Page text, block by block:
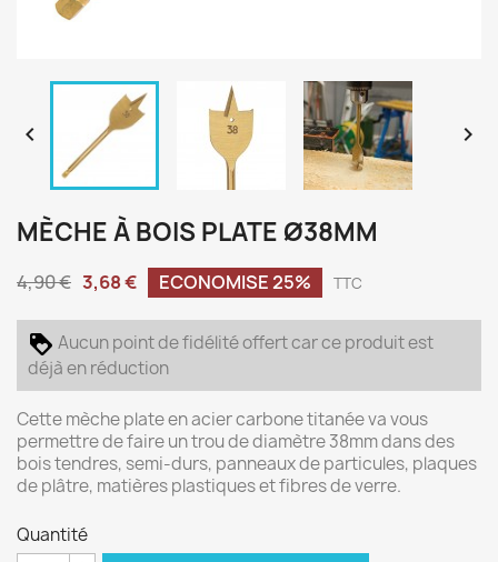
 
MÈCHE À BOIS PLATE Ø38MM
4,90 € 3,68 € ECONOMISE 25% TTC
Aucun point de fidélité offert car ce produit est
déjà en réduction
Cette mèche plate en acier carbone titanée va vous
permettre de faire un trou de diamètre 38mm dans des
bois tendres, semi-durs, panneaux de particules, plaques
de plâtre, matières plastiques et fibres de verre.
Quantité